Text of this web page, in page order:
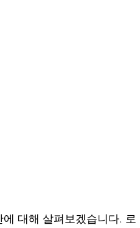
대해 살펴보겠습니다.